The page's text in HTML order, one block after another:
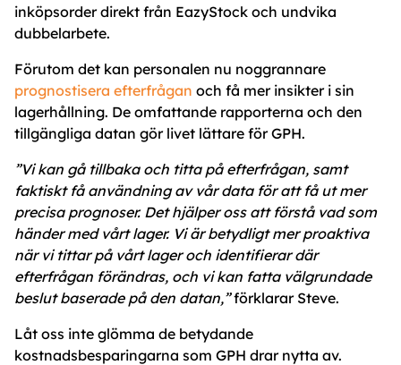
inköpsorder direkt från EazyStock och undvika
dubbelarbete.
Förutom det kan personalen nu noggrannare
prognostisera efterfrågan och få mer insikter i sin
lagerhållning. De omfattande rapporterna och den
tillgängliga datan gör livet lättare för GPH.
”Vi kan gå tillbaka och titta på efterfrågan, samt
faktiskt få användning av vår data för att få ut mer
precisa prognoser. Det hjälper oss att förstå vad som
händer med vårt lager. Vi är betydligt mer proaktiva
när vi tittar på vårt lager och identifierar där
efterfrågan förändras, och vi kan fatta välgrundade
beslut baserade på den datan,”förklarar Steve.
Låt oss inte glömma de betydande
kostnadsbesparingarna som GPH drar nytta av.